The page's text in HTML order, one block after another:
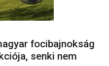
focibajnokság
senki nem